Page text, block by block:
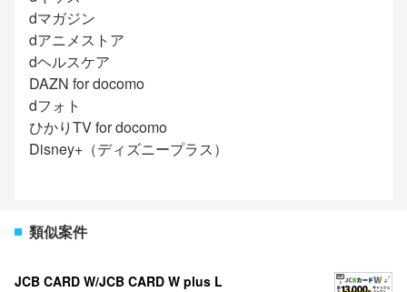
dマガジン
dアニメストア
dヘルスケア
DAZN for docomo
dフォト
ひかりTV for docomo
Disney+（ディズニープラス）
類似案件
JCB CARD W/JCB CARD W plus L